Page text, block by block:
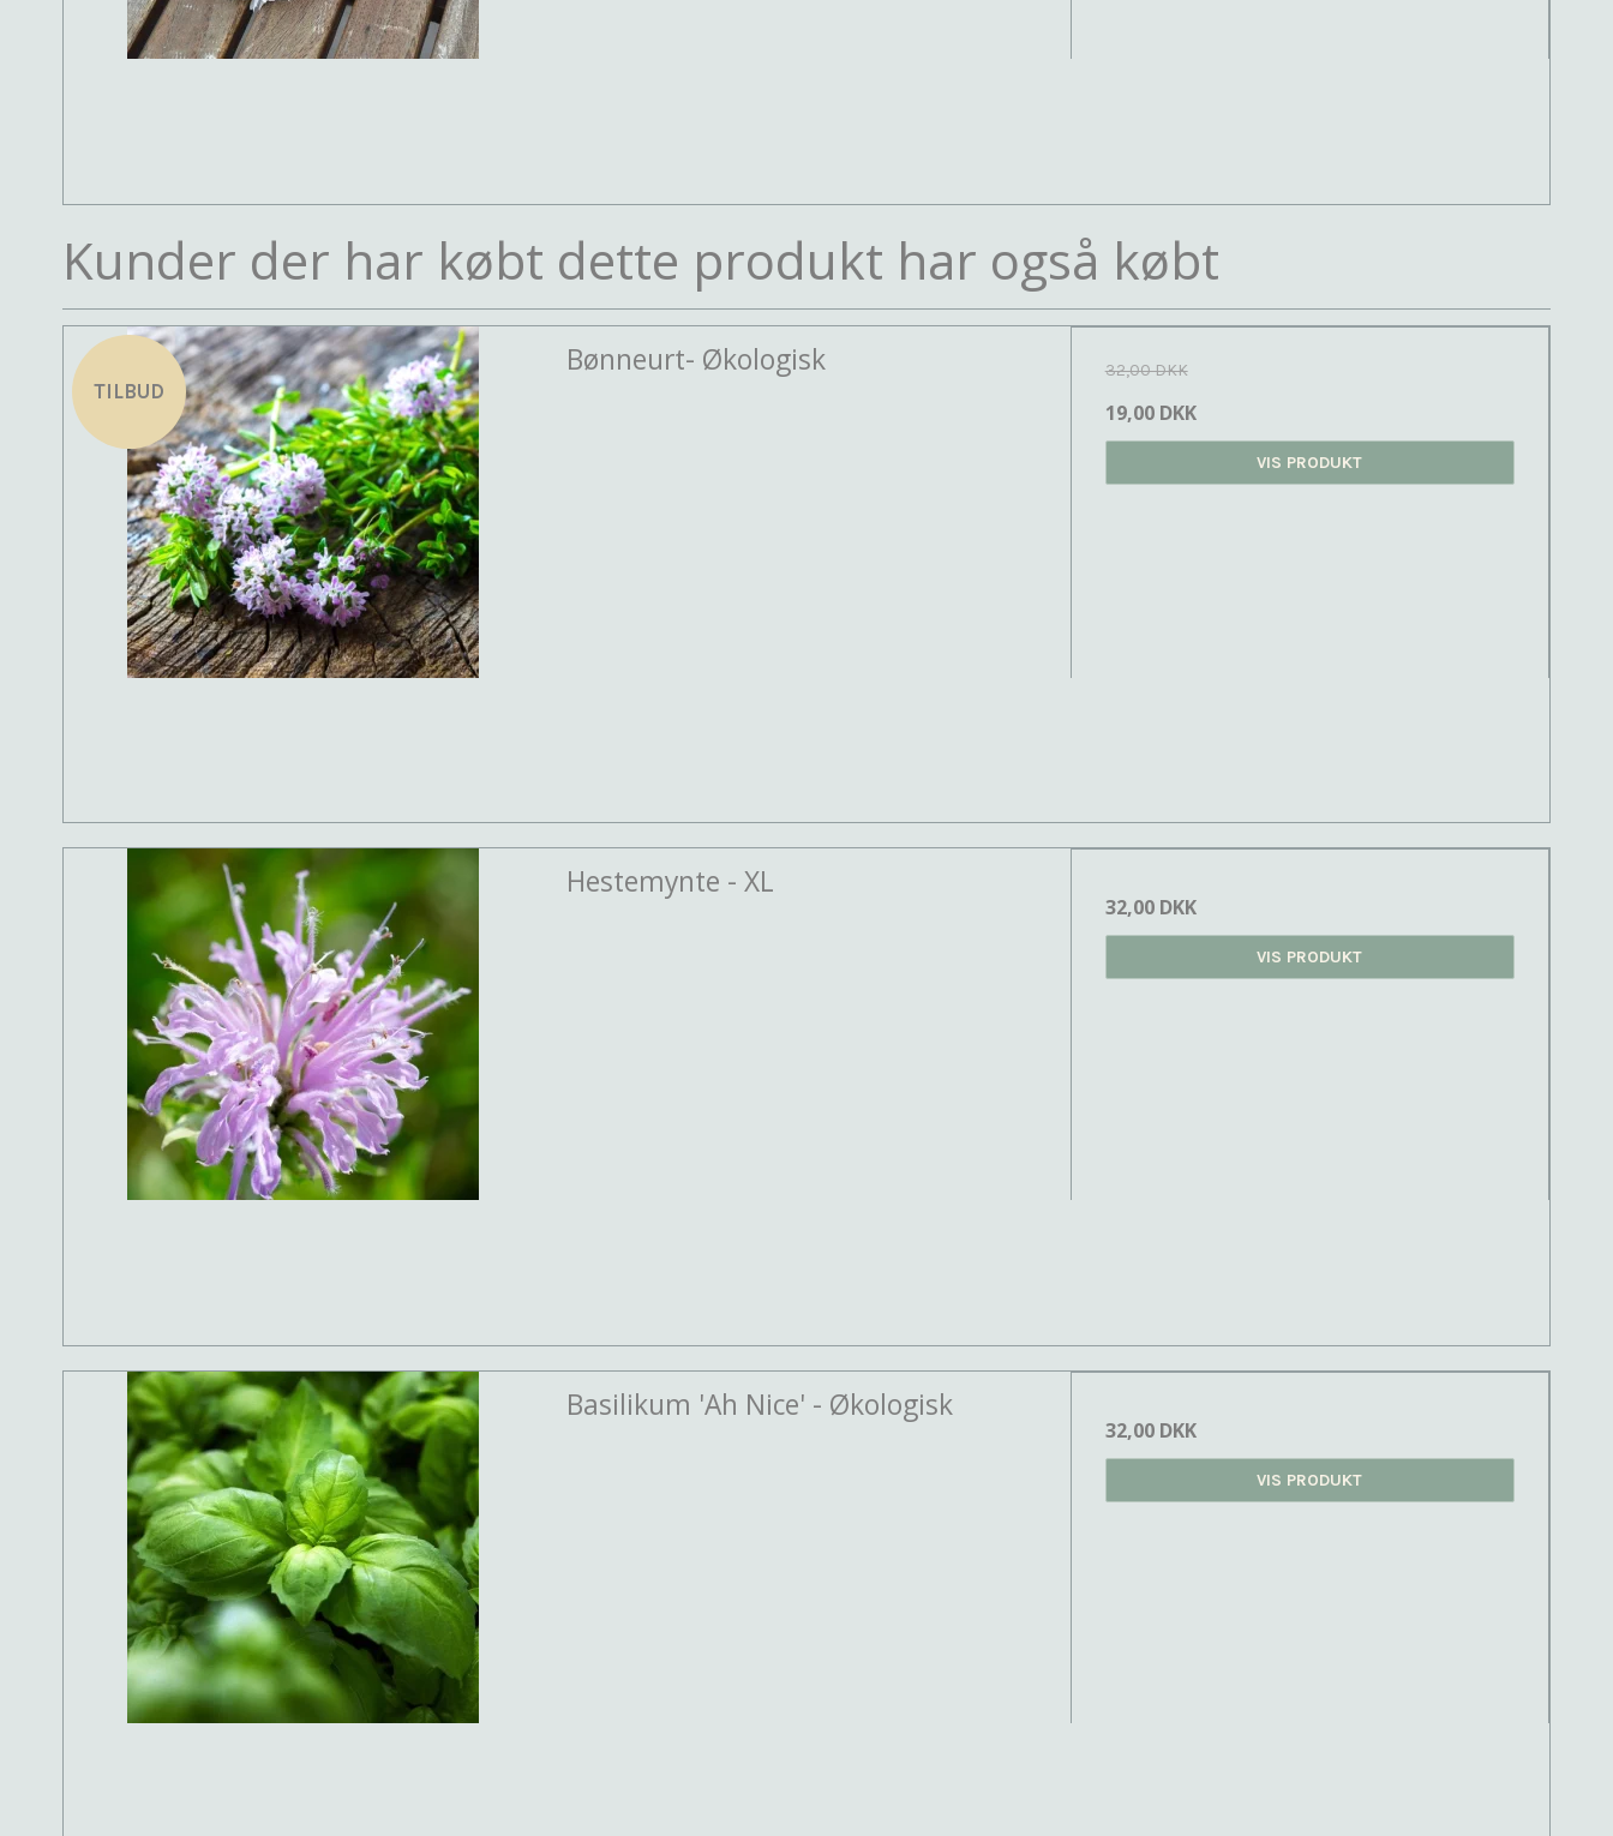
Kunder der har købt dette produkt har også købt
TILBUD
Bønneurt- Økologisk 32,00 DKK
19,00 DKK
VIS PRODUKT
Hestemynte - XL
32,00 DKK
VIS PRODUKT
Basilikum 'Ah Nice' - Økologisk
32,00 DKK
VIS PRODUKT